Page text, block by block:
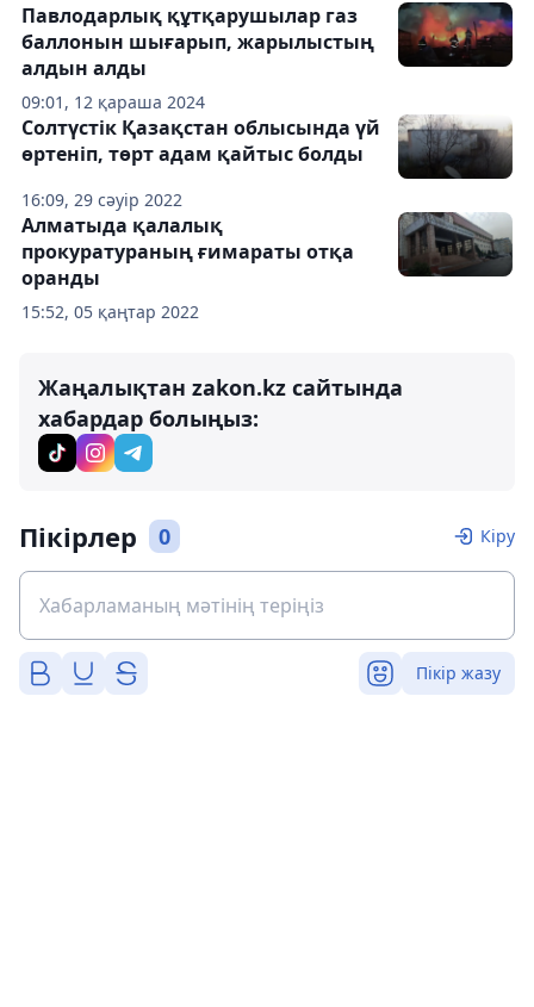
09:01, 12 қараша 2024
Павлодарлық құтқарушылар газ
баллонын шығарып, жарылыстың
алдын алды
16:09, 29 сәуір 2022
Солтүстік Қазақстан облысында үй
өртеніп, төрт адам қайтыс болды
15:52, 05 қаңтар 2022
Алматыда қалалық
прокуратураның ғимараты отқа
оранды
Жаңалықтан zakon.kz сайтында
хабардар болыңыз:
Пікірлер 0 Кіру
Пікір жазу